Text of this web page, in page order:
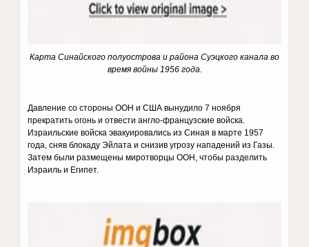
Карта Синайского полуострова и района Суэцкого канала во
время войны 1956 года.
Давление со стороны ООН и США вынудило 7 ноября
прекратить огонь и отвести англо-французские войска.
Израильские войска эвакуировались из Синая в марте 1957
года, сняв блокаду Эйлата и снизив угрозу нападений из Газы.
Затем были размещены миротворцы ООН, чтобы разделить
Израиль и Египет.